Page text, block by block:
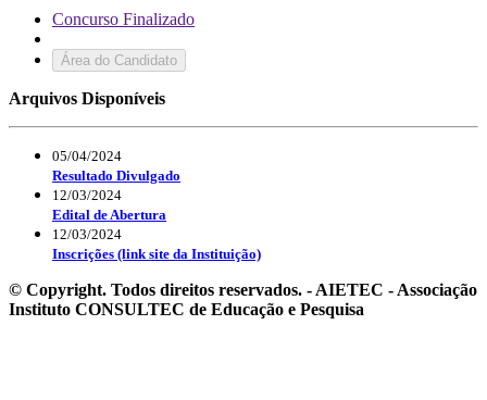
Concurso Finalizado
Área do Candidato
Arquivos Disponíveis
05/04/2024
Resultado Divulgado
12/03/2024
Edital de Abertura
12/03/2024
Inscrições (link site da Instituição)
© Copyright. Todos direitos reservados. - AIETEC - Associação
Instituto CONSULTEC de Educação e Pesquisa